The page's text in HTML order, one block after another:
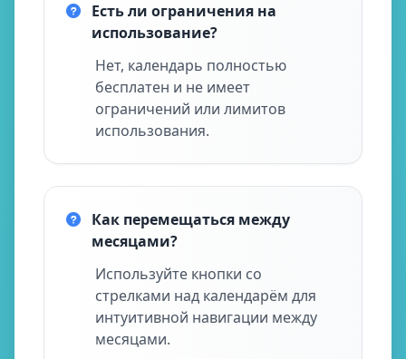
Есть ли ограничения на
использование?
Нет, календарь полностью
бесплатен и не имеет
ограничений или лимитов
использования.
Как перемещаться между
месяцами?
Используйте кнопки со
стрелками над календарём для
интуитивной навигации между
месяцами.